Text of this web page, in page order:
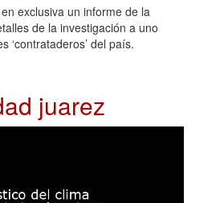
exclusiva un informe de la
de la investigación a uno
‘contrataderos’ del país.
juarez